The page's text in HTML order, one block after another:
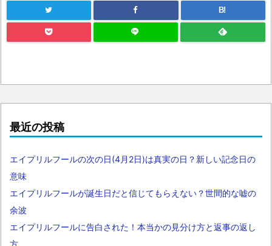
B!
最近の投稿
エイプリルフールの次の日(4月2日)は真実の日？新しい記念日の
意味
エイプリルフールが誕生日だと信じてもらえない？世間的な嘘の
余波
エイプリルフールに告白された！本当かの見分け方と返事の返し